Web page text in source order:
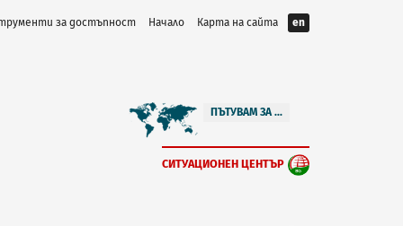
за достъпност Начало Карта на сайта en
ПЪТУВАМ ЗА ...
СИТУАЦИОНЕН ЦЕНТЪР